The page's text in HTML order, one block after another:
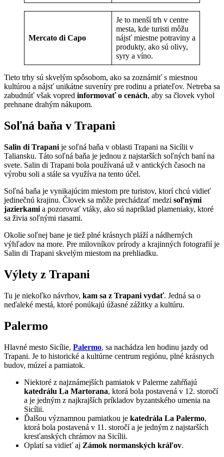
Mercato di Capo
Je to menší trh v centre
mesta, kde turisti môžu
nájsť miestne potraviny a
produkty, ako sú olivy,
syry a víno.
Tieto trhy sú skvelým spôsobom, ako sa zoznámiť s miestnou
kultúrou a nájsť unikátne suveníry pre rodinu a priateľov. Netreba sa
zabudnúť však vopred informovať o cenách, aby sa človek vyhol
prehnane drahým nákupom.
Soľná baňa v Trapani
Salin di Trapani je soľná baňa v oblasti Trapani na Sicílii v
Taliansku. Táto soľná baňa je jednou z najstarších soľných baní na
svete. Salin di Trapani bola používaná už v antických časoch na
výrobu soli a stále sa využíva na tento účel.
Soľná baňa je vynikajúcim miestom pre turistov, ktorí chcú vidieť
jedinečnú krajinu. Človek sa môže prechádzať medzi soľnými
jazierkami a pozorovať vtáky, ako sú napríklad plameniaky, ktoré
sa živia soľnými riasami.
Okolie soľnej bane je tiež plné krásnych pláží a nádherných
výhľadov na more. Pre milovníkov prírody a krajinných fotografií je
Salin di Trapani skvelým miestom na prehliadku.
Výlety z Trapani
Tu je niekoľko návrhov, kam sa z Trapani vydať. Jedná sa o
neďaleké mestá, ktoré ponúkajú úžasné zážitky a kultúru.
Palermo
Hlavné mesto Sicílie, Palermo, sa nachádza len hodinu jazdy od
Trapani. Je to historické a kultúrne centrum regiónu, plné krásnych
budov, múzeí a pamiatok.
Niektoré z najznámejších pamiatok v Palerme zahŕňajú
katedrálu La Martorana, ktorá bola postavená v 12. storočí
a je jedným z najkrajších príkladov byzantského umenia na
Sicílii.
Ďalšou významnou pamiatkou je katedrála La Palermo,
ktorá bola postavená v 11. storočí a je jedným z najstarších
kresťanských chrámov na Sicílii.
Oplatí sa vidieť aj Zámok normanských kráľov.